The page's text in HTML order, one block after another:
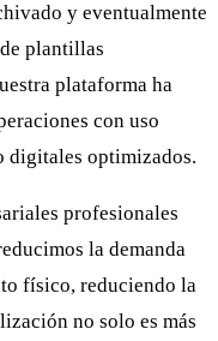
y eventualmente
plantillas
plataforma ha
con uso
digitales optimizados.
profesionales
la demanda
físico, reduciendo la
no solo es más